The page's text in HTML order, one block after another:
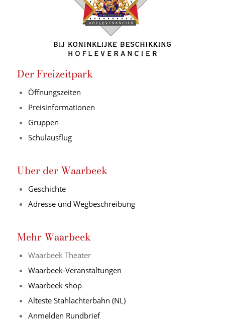
Der Freizeitpark
Öffnungszeiten
Preisinformationen
Gruppen
Schulausflug
Uber der Waarbeek
Geschichte
Adresse und Wegbeschreibung
Mehr Waarbeek
Waarbeek Theater
Waarbeek-Veranstaltungen
Waarbeek shop
Älteste Stahlachterbahn (NL)
Anmelden Rundbrief